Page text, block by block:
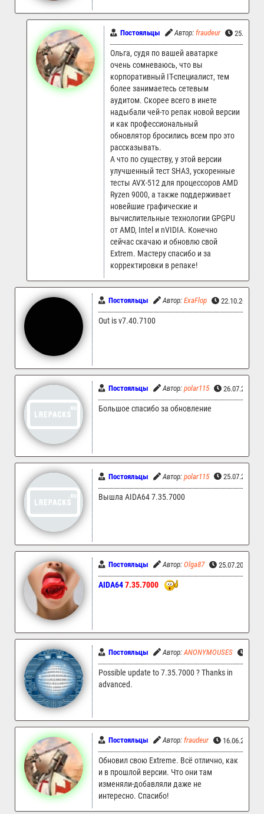
Постояльцы Автор: fraudeur
Ольга, судя по вашей аватарке
очень сомневаюсь, что вы
корпоративный IT-специалист, тем
более занимаетесь сетевым
аудитом. Скорее всего в инете
надыбали чей-то репак новой версии
и как профессиональный
обновлятор бросились всем про это
рассказывать.
А что по существу, у этой версии
улучшенный тест SHA3, ускоренные
тесты AVX-512 для процессоров AMD
Ryzen 9000, а также поддерживает
новейшие графические и
вычислительные технологии GPGPU
от AMD, Intel и nVIDIA. Конечно
сейчас скачаю и обновлю свой
Extrem. Мастеру спасибо и за
корректировки в репаке!
Постояльцы Автор: ExaFlop 22.10.2024
Out is v7.40.7100
Постояльцы Автор: polar115 26.07.2024
Большое спасибо за обновление
Постояльцы Автор: polar115 25.07.2024
Вышла AIDA64 7.35.7000
Постояльцы Автор: Olga87 25.07.2024
AIDA647.35.7000
Постояльцы Автор: ANONYMOUSES
Possible update to 7.35.7000 ? Thanks in
advanced.
Постояльцы Автор: fraudeur 16.06.2024
Обновил свою Extreme. Всё отлично, как
и в прошлой версии. Что они там
изменяли-добавляли даже не
интересно. Спасибо!